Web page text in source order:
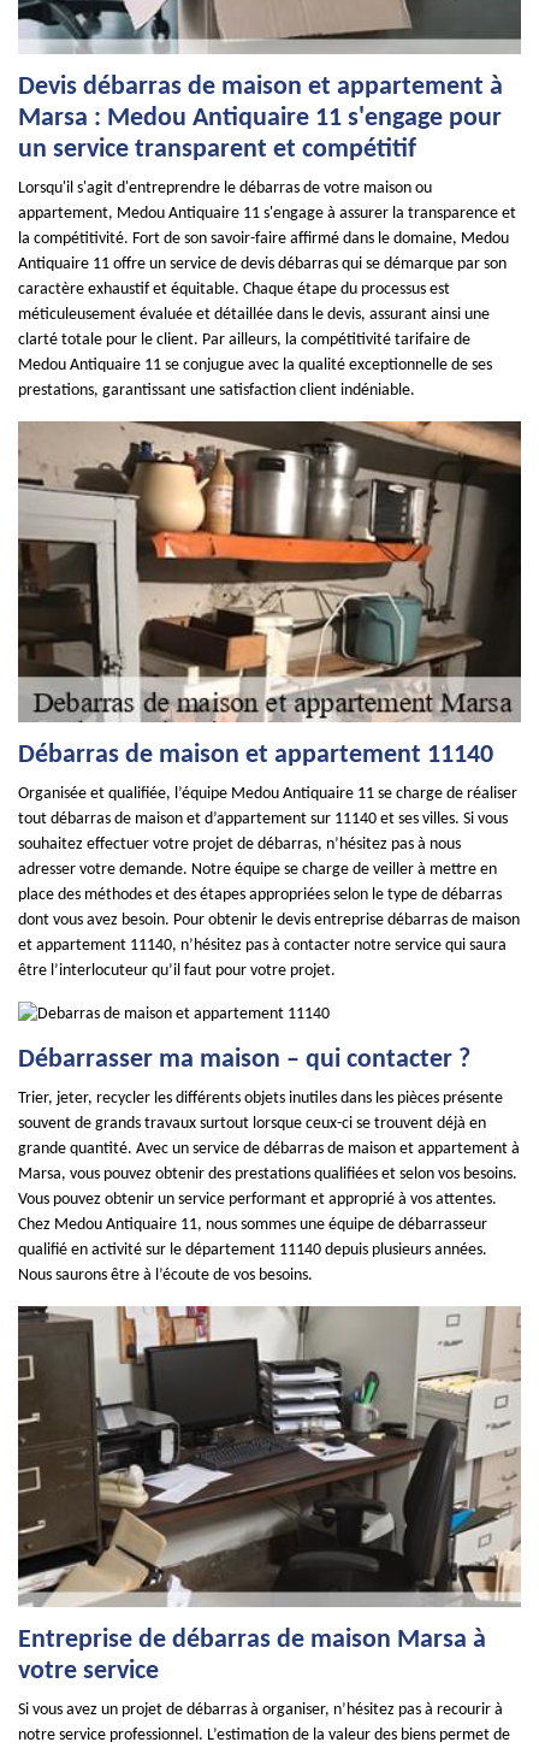
Devis débarras de maison et appartement à
Marsa : Medou Antiquaire 11 s'engage pour
un service transparent et compétitif
Lorsqu'il s'agit d'entreprendre le débarras de votre maison ou
appartement, Medou Antiquaire 11 s'engage à assurer la transparence et
la compétitivité. Fort de son savoir-faire affirmé dans le domaine, Medou
Antiquaire 11 offre un service de devis débarras qui se démarque par son
caractère exhaustif et équitable. Chaque étape du processus est
méticuleusement évaluée et détaillée dans le devis, assurant ainsi une
clarté totale pour le client. Par ailleurs, la compétitivité tarifaire de
Medou Antiquaire 11 se conjugue avec la qualité exceptionnelle de ses
prestations, garantissant une satisfaction client indéniable.
Débarras de maison et appartement 11140
Organisée et qualifiée, l’équipe Medou Antiquaire 11 se charge de réaliser
tout débarras de maison et d’appartement sur 11140 et ses villes. Si vous
souhaitez effectuer votre projet de débarras, n’hésitez pas à nous
adresser votre demande. Notre équipe se charge de veiller à mettre en
place des méthodes et des étapes appropriées selon le type de débarras
dont vous avez besoin. Pour obtenir le devis entreprise débarras de maison
et appartement 11140, n’hésitez pas à contacter notre service qui saura
être l’interlocuteur qu’il faut pour votre projet.
Débarrasser ma maison – qui contacter ?
Trier, jeter, recycler les différents objets inutiles dans les pièces présente
souvent de grands travaux surtout lorsque ceux-ci se trouvent déjà en
grande quantité. Avec un service de débarras de maison et appartement à
Marsa, vous pouvez obtenir des prestations qualifiées et selon vos besoins.
Vous pouvez obtenir un service performant et approprié à vos attentes.
Chez Medou Antiquaire 11, nous sommes une équipe de débarrasseur
qualifié en activité sur le département 11140 depuis plusieurs années.
Nous saurons être à l’écoute de vos besoins.
Entreprise de débarras de maison Marsa à
votre service
Si vous avez un projet de débarras à organiser, n’hésitez pas à recourir à
notre service professionnel. L’estimation de la valeur des biens permet de